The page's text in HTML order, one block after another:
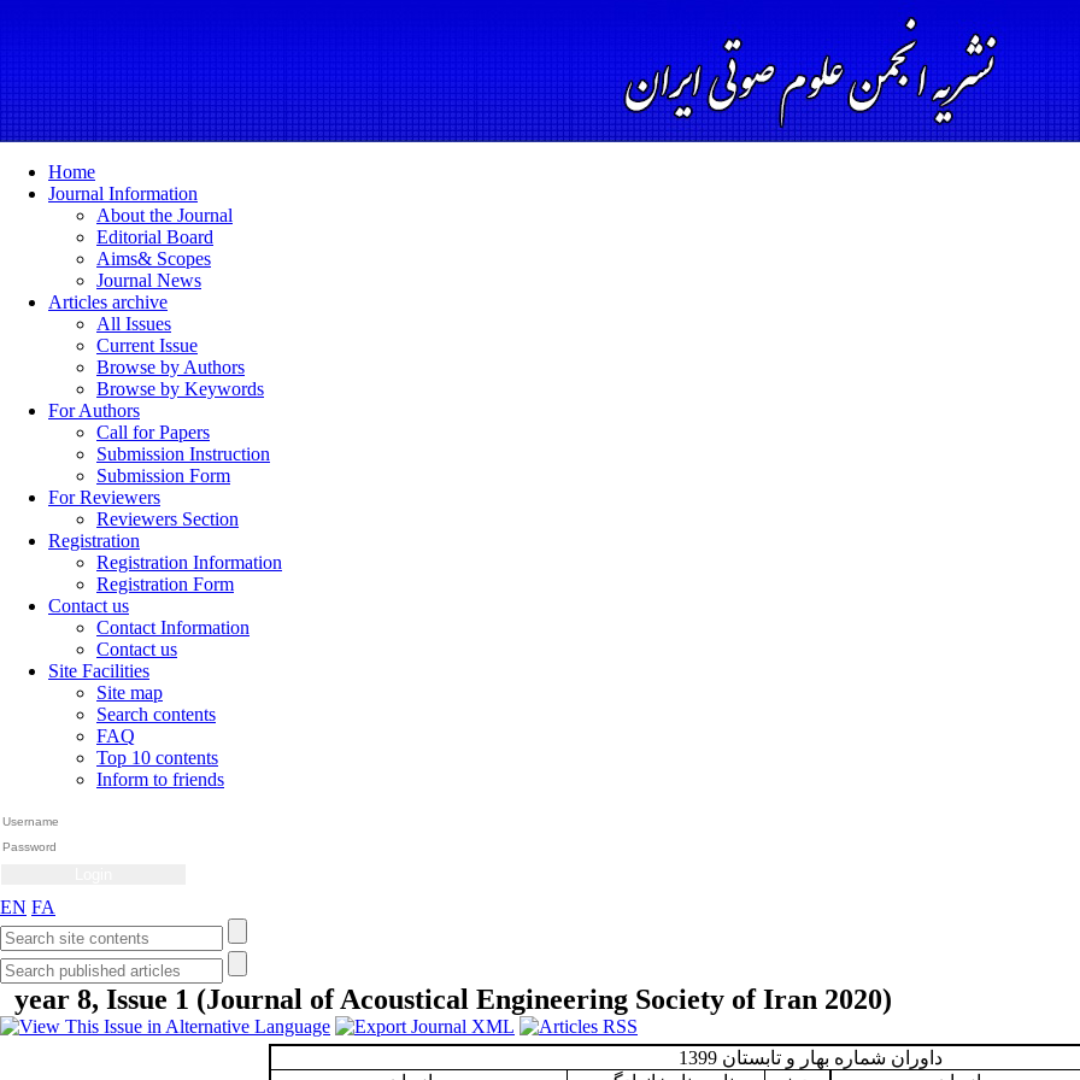
Home
Journal Information
About the Journal
Editorial Board
Aims& Scopes
Journal News
Articles archive
All Issues
Current Issue
Browse by Authors
Browse by Keywords
For Authors
Call for Papers
Submission Instruction
Submission Form
For Reviewers
Reviewers Section
Registration
Registration Information
Registration Form
Contact us
Contact Information
Contact us
Site Facilities
Site map
Search contents
FAQ
Top 10 contents
Inform to friends
EN FA
year 8, Issue 1 (Journal of Acoustical Engineering Society of Iran 2020)
داوران شماره بهار و تابستان 1399